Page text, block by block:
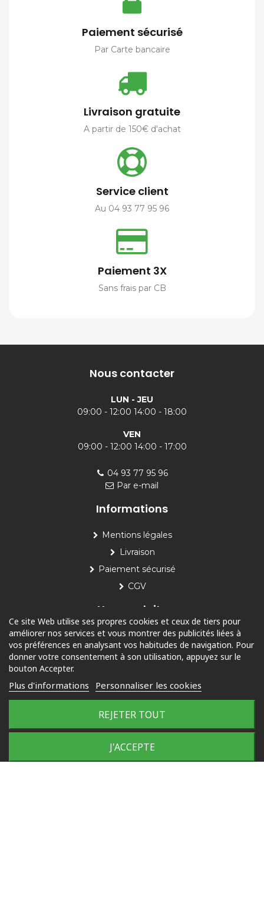
Paiement sécurisé
Par Carte bancaire
Livraison gratuite
A partir de 150€ d'achat
Service client
Au 04 93 77 95 96
Paiement 3X
Sans frais par CB
Nous contacter
LUN - JEU
09:00 - 12:00 14:00 - 18:00
VEN
09:00 - 12:00 14:00 - 17:00
04 93 77 95 96
Par e-mail
Informations
Mentions légales
Livraison
Paiement sécurisé
CGV
Nos produits
Piscine
Jardin
Outdoor
© 2025 Tous droits réservés
Plan du site
Ce site Web utilise ses propres cookies et ceux de tiers pour
améliorer nos services et vous montrer des publicités liées à
vos préférences en analysant vos habitudes de navigation. Pour
donner votre consentement à son utilisation, appuyez sur le
bouton Accepter.
Plus d'informations Personnaliser les cookies
REJETER TOUT
J'ACCEPTE